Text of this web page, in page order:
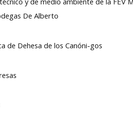
De Alberto
de Dehesa de los Canóni-gos